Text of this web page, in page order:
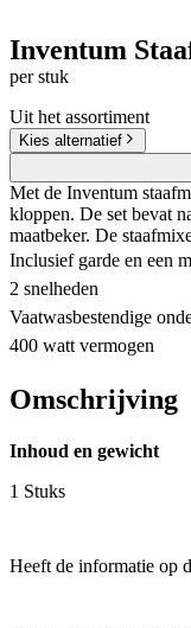
Inventum
per stuk
Uit het assortiment
Kies alternatief
Met de Inventum
kloppen. De set bevat
maatbeker. De
Inclusief garde en een
2 snelheden
Vaatwasbestendige
400 watt vermogen
Omschrijving
Inhoud en gewicht
1 Stuks
Heeft de informatie op